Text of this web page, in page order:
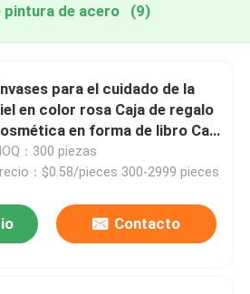
pintura de acero (9)
para el cuidado de la
en color rosa Caja de regalo
en forma de libro Caja
papel magnético para el
de la piel Botellas
：300 piezas
：$0.58/pieces 300-2999 pieces
Contacto